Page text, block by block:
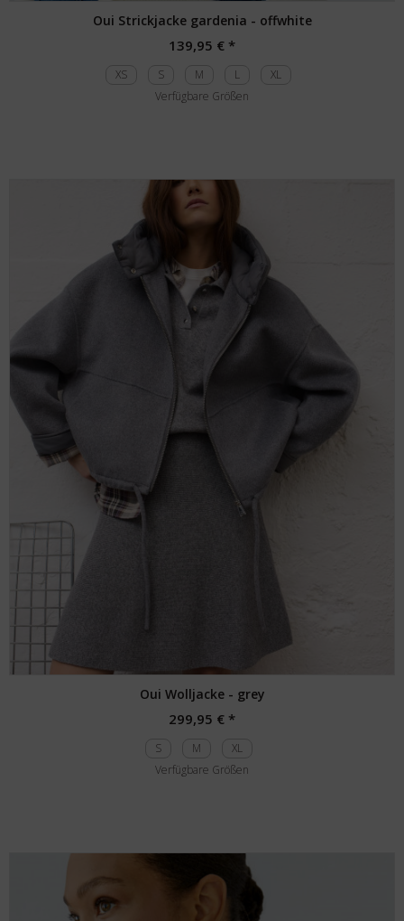
Oui Strickjacke gardenia - offwhite
139,95 € *
XS S M L
XL
Verfügbare Größen
Oui Wolljacke - grey
299,95 € *
S M
XL
Verfügbare Größen